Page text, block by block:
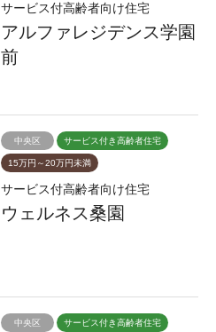
サービス付高齢者向け住宅
アルファレジデンス学園
前
中央区 サービス付き高齢者住宅
15万円～20万円未満
サービス付高齢者向け住宅
ウェルネス桑園
中央区 サービス付き高齢者住宅